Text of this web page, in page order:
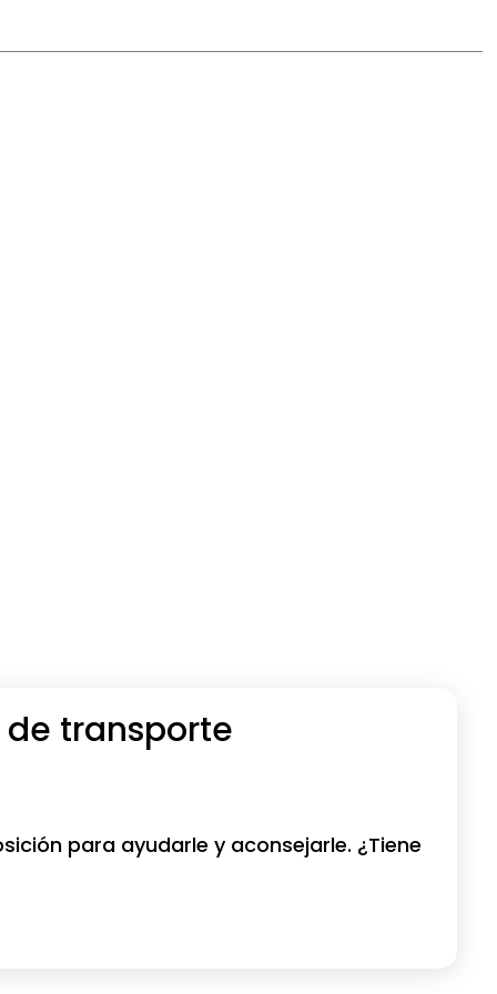
transporte
para ayudarle y aconsejarle. ¿Tiene